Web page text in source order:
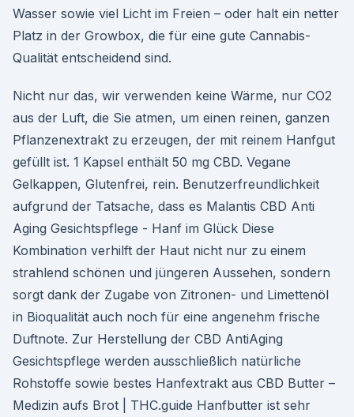
Wasser sowie viel Licht im Freien – oder halt ein netter
Platz in der Growbox, die für eine gute Cannabis-
Qualität entscheidend sind.
Nicht nur das, wir verwenden keine Wärme, nur CO2
aus der Luft, die Sie atmen, um einen reinen, ganzen
Pflanzenextrakt zu erzeugen, der mit reinem Hanfgut
gefüllt ist. 1 Kapsel enthält 50 mg CBD. Vegane
Gelkappen, Glutenfrei, rein. Benutzerfreundlichkeit
aufgrund der Tatsache, dass es Malantis CBD Anti
Aging Gesichtspflege - Hanf im Glück Diese
Kombination verhilft der Haut nicht nur zu einem
strahlend schönen und jüngeren Aussehen, sondern
sorgt dank der Zugabe von Zitronen- und Limettenöl
in Bioqualität auch noch für eine angenehm frische
Duftnote. Zur Herstellung der CBD AntiAging
Gesichtspflege werden ausschließlich natürliche
Rohstoffe sowie bestes Hanfextrakt aus CBD Butter –
Medizin aufs Brot | THC.guide Hanfbutter ist sehr